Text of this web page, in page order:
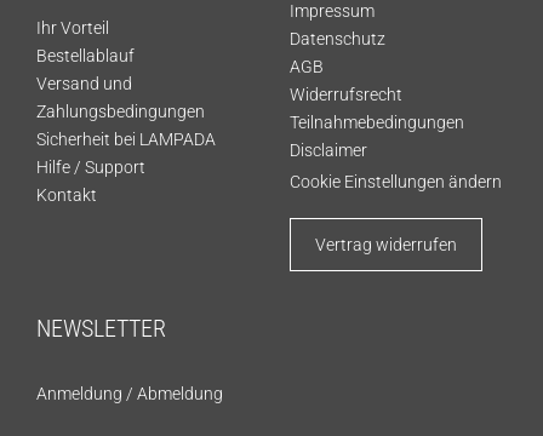
Ihr Vorteil
Bestellablauf
Versand und
Zahlungsbedingungen
Sicherheit bei LAMPADA
Hilfe / Support
Kontakt
Impressum
Datenschutz
AGB
Widerrufsrecht
Teilnahmebedingungen
Disclaimer
Cookie Einstellungen ändern
Vertrag widerrufen
NEWSLETTER
Anmeldung / Abmeldung